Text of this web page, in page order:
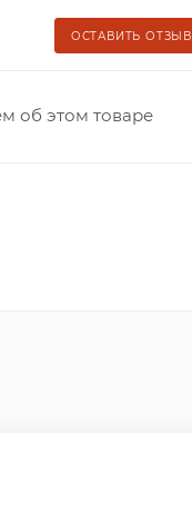
ОСТАВИТЬ ОТЗЫВ
об этом товаре